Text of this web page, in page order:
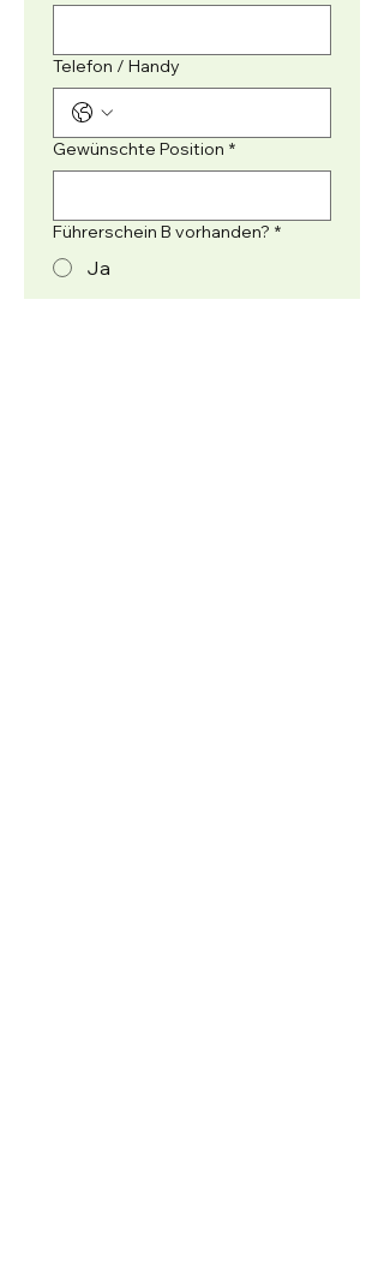
Telefon / Handy
Gewünschte Position *
Führerschein B vorhanden? *
Ja